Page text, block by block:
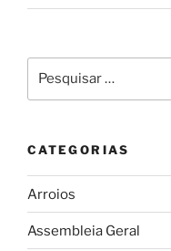
por:
CATEGORIAS
Arroios
Assembleia Geral